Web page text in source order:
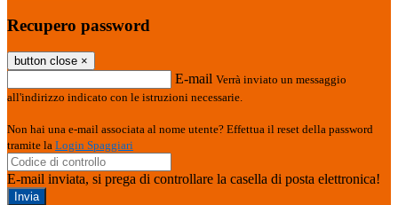
Recupero password
button close ×
E-mail Verrà inviato un messaggio
all'indirizzo indicato con le istruzioni necessarie.
Non hai una e-mail associata al nome utente? Effettua il reset della password
tramite la Login Spaggiari
E-mail inviata, si prega di controllare la casella di posta elettronica!